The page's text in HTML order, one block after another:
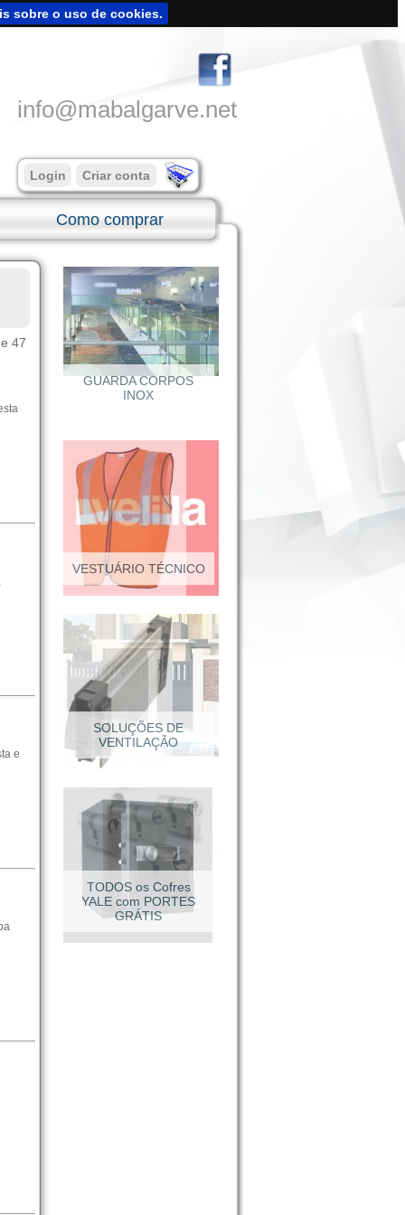
sobre o uso de cookies.
info@mabalgarve.net
Login Criar conta
Como comprar
47
e
GUARDA CORPOS
INOX
VESTUÁRIO TÉCNICO
SOLUÇÕES DE
VENTILAÇÃO
TODOS os Cofres
YALE com PORTES
GRÁTIS